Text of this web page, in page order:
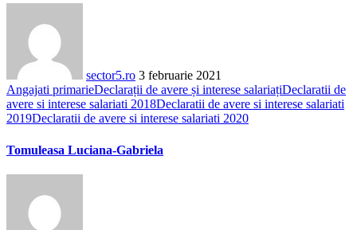
sector5.ro 3 februarie 2021
Angajati primarieDeclarații de avere și interese salariațiDeclaratii de
avere si interese salariati 2018Declaratii de avere si interese salariati
2019Declaratii de avere si interese salariati 2020
Tomuleasa Luciana-Gabriela